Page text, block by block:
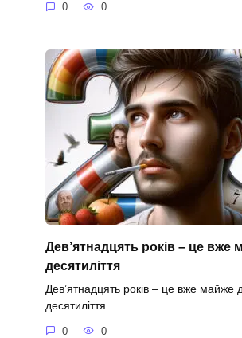
0 0
Дев’ятнадцять років – це вже
десятиліття
Дев’ятнадцять років – це вже майже
десятиліття
0 0